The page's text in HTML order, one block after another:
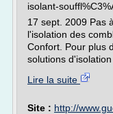
isolant-
17 sept. 2009 Pas
l'isolation des
Confort. Pour plus
solutions
Lire la suite
Site : http://